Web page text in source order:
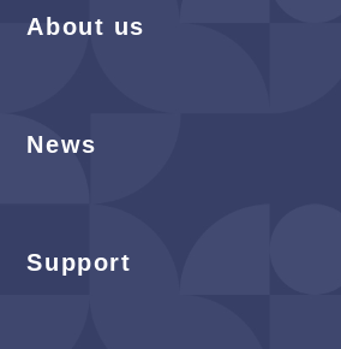
About us
News
Support